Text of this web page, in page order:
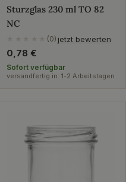
Sturzglas 230 ml TO 82
NC
(0) jetzt bewerten
Regulärer
Preis
0,78 €
Sofort verfügbar
versandfertig in: 1-2 Arbeitstagen